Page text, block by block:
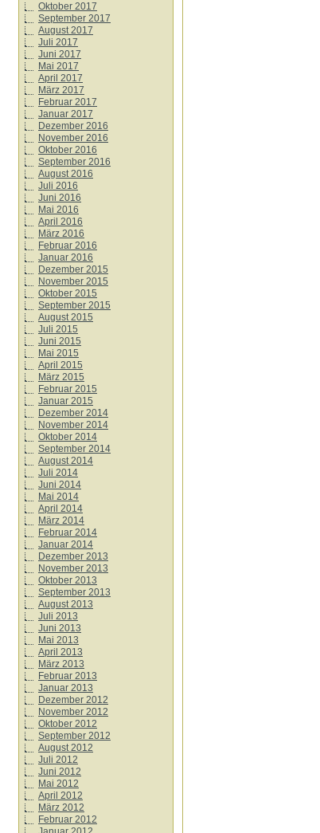
Oktober 2017
September 2017
August 2017
Juli 2017
Juni 2017
Mai 2017
April 2017
März 2017
Februar 2017
Januar 2017
Dezember 2016
November 2016
Oktober 2016
September 2016
August 2016
Juli 2016
Juni 2016
Mai 2016
April 2016
März 2016
Februar 2016
Januar 2016
Dezember 2015
November 2015
Oktober 2015
September 2015
August 2015
Juli 2015
Juni 2015
Mai 2015
April 2015
März 2015
Februar 2015
Januar 2015
Dezember 2014
November 2014
Oktober 2014
September 2014
August 2014
Juli 2014
Juni 2014
Mai 2014
April 2014
März 2014
Februar 2014
Januar 2014
Dezember 2013
November 2013
Oktober 2013
September 2013
August 2013
Juli 2013
Juni 2013
Mai 2013
April 2013
März 2013
Februar 2013
Januar 2013
Dezember 2012
November 2012
Oktober 2012
September 2012
August 2012
Juli 2012
Juni 2012
Mai 2012
April 2012
März 2012
Februar 2012